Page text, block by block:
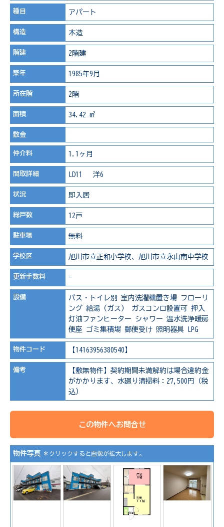
種目 アパート
構造 木造
階建 2階建
築年 1985年9月
所在階 2階
面積 34.42 m²
敷金
仲介料 1.1ヶ月
間取詳細 LD11 洋6
状況 即入居
総戸数 12戸
駐車場 無料
学校区 旭川市立正和小学校、旭川市立永山南中学校
更新手数料 -
設備 バス・トイレ別 室内洗濯機置き場 フローリ
ング
給湯（ガス） ガスコンロ設置可
押入
灯油ファンヒーター
シャワー 温水洗浄暖房
便座
ゴミ集積場 郵便受け 照明器具 LPG
物件コード 【14163956380540】
備考
【敷無物件】契約期間未満解約は場合違約金
がかかります、水廻り清掃料：27,500円（税
込）
この物件へお問合せ
物件写真 ＊クリックすると画像が拡大します。